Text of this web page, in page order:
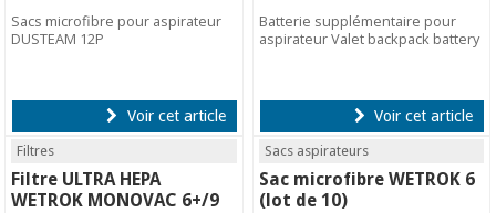
Sacs microfibre pour aspirateur
DUSTEAM 12P
Voir cet article
Batterie supplémentaire pour
aspirateur Valet backpack battery
Voir cet article
Filtres
Filtre ULTRA HEPA
WETROK MONOVAC 6+/9
Sacs aspirateurs
Sac microfibre WETROK 6
(lot de 10)